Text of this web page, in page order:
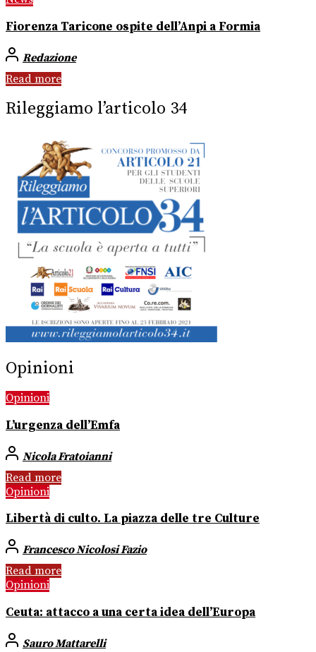
Fiorenza Taricone ospite dell’Anpi a Formia
Redazione
Read more
Rileggiamo l’articolo 34
Opinioni
Opinioni
L’urgenza dell’Emfa
Nicola Fratoianni
Read more
Opinioni
Libertà di culto. La piazza delle tre Culture
Francesco Nicolosi Fazio
Read more
Opinioni
Ceuta: attacco a una certa idea dell’Europa
Sauro Mattarelli